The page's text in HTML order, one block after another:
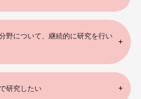
野について、継続的に研究を行い
研究したい